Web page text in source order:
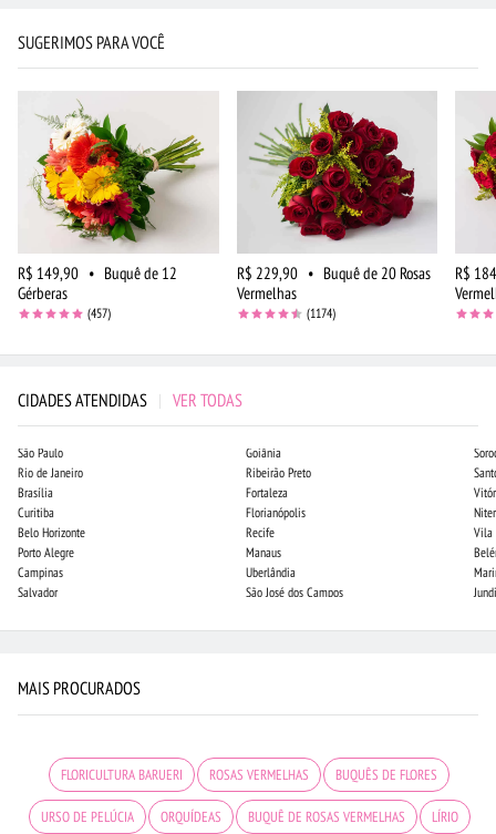
SUGERIMOS PARA VOCÊ
R$ 149,90 • Buquê de 12
Gérberas
(457)
R$ 229,90 • Buquê de 20 Rosas
Vermelhas
(1174)
R$
CIDADES ATENDIDAS | VER TODAS
São Paulo
Rio de Janeiro
Brasília
Curitiba
Belo Horizonte
Porto Alegre
Campinas
Salvador
Goiânia
Ribeirão Preto
Fortaleza
Florianópolis
Recife
Manaus
Uberlândia
São José dos Campos
Vila
MAIS PROCURADOS
FLORICULTURA BARUERI ROSAS VERMELHAS BUQUÊS DE FLORES
URSO DE PELÚCIA ORQUÍDEAS BUQUÊ DE ROSAS VERMELHAS LÍRIO